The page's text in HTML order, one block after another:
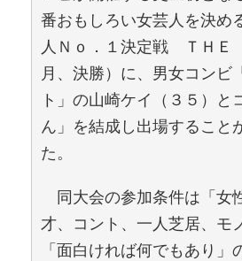
番おもしろい女芸人を決め
人Ｎｏ．１決定戦 ＴＨＥ
月、決勝）に、男女コンビ
ト」の山崎ケイ（３５）と
ん」を結成し出場すること
た。
同大会の参加条件は「女
才、コント、一人芝居、モ
「面白ければ何でもあり」